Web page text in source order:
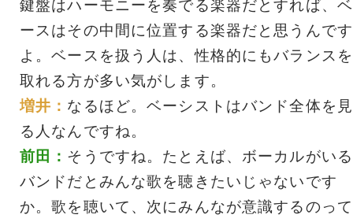
鍵盤はハーモニーを奏でる楽器だとすれば、ベ
ースはその中間に位置する楽器だと思うんです
よ。ベースを扱う人は、性格的にもバランスを
取れる方が多い気がします。
増井： なるほど。ベーシストはバンド全体を見
る人なんですね。
前田： そうですね。たとえば、ボーカルがいる
バンドだとみんな歌を聴きたいじゃないです
か。歌を聴いて、次にみんなが意識するのって